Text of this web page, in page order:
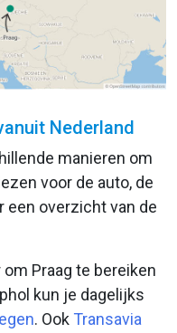
Nederland
manieren om
voor de auto, de
een overzicht van de
Praag te bereiken
kun je dagelijks
. Ook Transavia